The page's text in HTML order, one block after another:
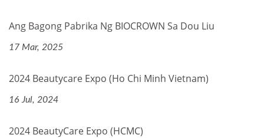
Ang Bagong Pabrika Ng BIOCROWN Sa Dou Liu
17 Mar, 2025
2024 Beautycare Expo (Ho Chi Minh Vietnam)
16 Jul, 2024
2024 BeautyCare Expo (HCMC)